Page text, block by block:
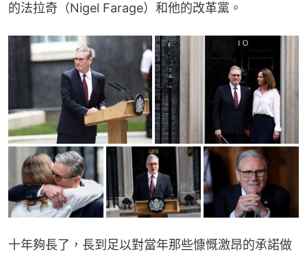
的法拉奇（Nigel Farage）和他的改革黨。
十年夠長了，長到足以對當年那些慷慨激昂的承諾做